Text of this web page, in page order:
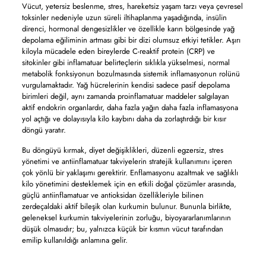
Vücut, yetersiz beslenme, stres, hareketsiz yaşam tarzı veya çevresel
toksinler nedeniyle uzun süreli iltihaplanma yaşadığında, insülin
direnci, hormonal dengesizlikler ve özellikle karın bölgesinde yağ
depolama eğiliminin artması gibi bir dizi olumsuz etkiyi tetikler. Aşırı
kiloyla mücadele eden bireylerde C-reaktif protein (CRP) ve
sitokinler gibi inflamatuar belirteçlerin sıklıkla yükselmesi, normal
metabolik fonksiyonun bozulmasında sistemik inflamasyonun rolünü
vurgulamaktadır. Yağ hücrelerinin kendisi sadece pasif depolama
birimleri değil, aynı zamanda proinflamatuar maddeler salgılayan
aktif endokrin organlardır, daha fazla yağın daha fazla inflamasyona
yol açtığı ve dolayısıyla kilo kaybını daha da zorlaştırdığı bir kısır
döngü yaratır.
Bu döngüyü kırmak, diyet değişiklikleri, düzenli egzersiz, stres
yönetimi ve antiinflamatuar takviyelerin stratejik kullanımını içeren
çok yönlü bir yaklaşımı gerektirir. Enflamasyonu azaltmak ve sağlıklı
kilo yönetimini desteklemek için en etkili doğal çözümler arasında,
güçlü antiinflamatuar ve antioksidan özellikleriyle bilinen
zerdeçaldaki aktif bileşik olan kurkumin bulunur. Bununla birlikte,
geleneksel kurkumin takviyelerinin zorluğu, biyoyararlanımlarının
düşük olmasıdır; bu, yalnızca küçük bir kısmın vücut tarafından
emilip kullanıldığı anlamına gelir.